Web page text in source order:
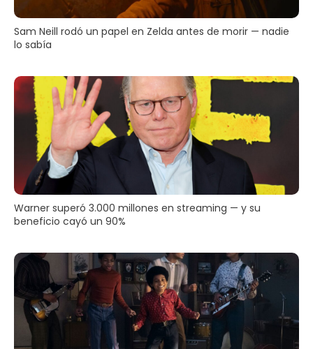
Sam Neill rodó un papel en Zelda antes de morir — nadie
lo sabía
Warner superó 3.000 millones en streaming — y su
beneficio cayó un 90%